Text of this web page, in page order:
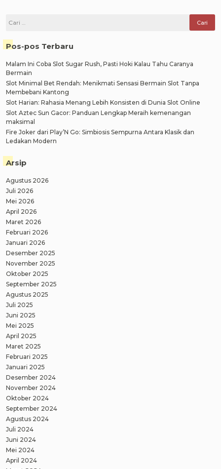
Cari
Pos-pos Terbaru
Malam Ini Coba Slot Sugar Rush, Pasti Hoki Kalau Tahu Caranya
Bermain
Slot Minimal Bet Rendah: Menikmati Sensasi Bermain Slot Tanpa
Membebani Kantong
Slot Harian: Rahasia Menang Lebih Konsisten di Dunia Slot Online
Slot Aztec Sun Gacor: Panduan Lengkap Meraih kemenangan
maksimal
Fire Joker dari Play’N Go: Simbiosis Sempurna Antara Klasik dan
Ledakan Modern
Arsip
Agustus 2026
Juli 2026
Mei 2026
April 2026
Maret 2026
Februari 2026
Januari 2026
Desember 2025
November 2025
Oktober 2025
September 2025
Agustus 2025
Juli 2025
Juni 2025
Mei 2025
April 2025
Maret 2025
Februari 2025
Januari 2025
Desember 2024
November 2024
Oktober 2024
September 2024
Agustus 2024
Juli 2024
Juni 2024
Mei 2024
April 2024